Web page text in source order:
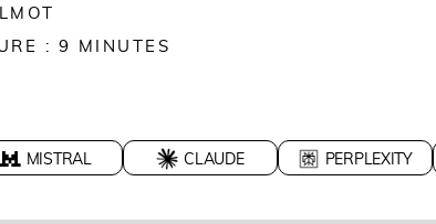
: 9 MINUTES
MISTRAL CLAUDE PERPLEXITY